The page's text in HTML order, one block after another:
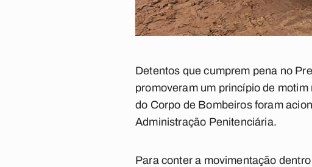
Detentos que cumprem pena no
promoveram um princípio de
do Corpo de Bombeiros foram
Administração Penitenciária.
Para conter a movimentação